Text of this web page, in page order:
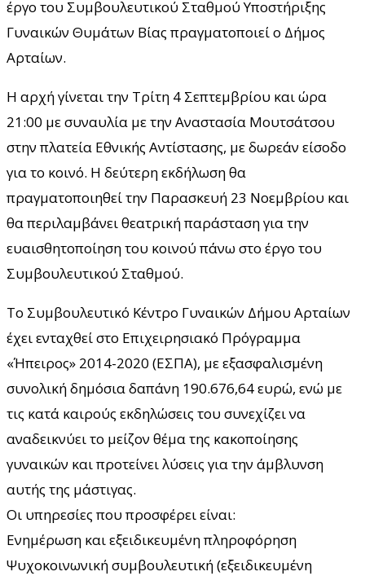
έργο του Συμβουλευτικού Σταθμού Υποστήριξης
Γυναικών Θυμάτων Βίας πραγματοποιεί ο Δήμος
Αρταίων.
Η αρχή γίνεται την Τρίτη 4 Σεπτεμβρίου και ώρα
21:00 με συναυλία με την Αναστασία Μουτσάτσου
στην πλατεία Εθνικής Αντίστασης, με δωρεάν είσοδο
για το κοινό. Η δεύτερη εκδήλωση θα
πραγματοποιηθεί την Παρασκευή 23 Νοεμβρίου και
θα περιλαμβάνει θεατρική παράσταση για την
ευαισθητοποίηση του κοινού πάνω στο έργο του
Συμβουλευτικού Σταθμού.
Το Συμβουλευτικό Κέντρο Γυναικών Δήμου Αρταίων
έχει ενταχθεί στο Επιχειρησιακό Πρόγραμμα
«Ήπειρος» 2014-2020 (ΕΣΠΑ), με εξασφαλισμένη
συνολική δημόσια δαπάνη 190.676,64 ευρώ, ενώ με
τις κατά καιρούς εκδηλώσεις του συνεχίζει να
αναδεικνύει το μείζον θέμα της κακοποίησης
γυναικών και προτείνει λύσεις για την άμβλυνση
αυτής της μάστιγας.
Οι υπηρεσίες που προσφέρει είναι:
Ενημέρωση και εξειδικευμένη πληροφόρηση
Ψυχοκοινωνική συμβουλευτική (εξειδικευμένη